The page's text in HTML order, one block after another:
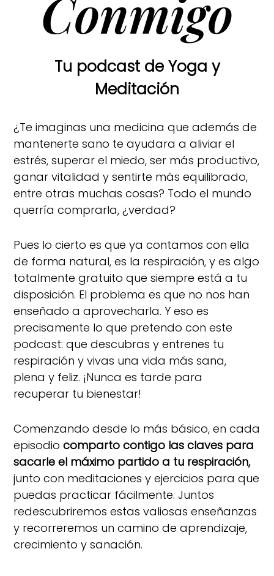
Tu podcast de Yoga y
Meditación
¿Te imaginas una medicina que además de
mantenerte sano te ayudara a aliviar el
estrés, superar el miedo, ser más productivo,
ganar vitalidad y sentirte más equilibrado,
entre otras muchas cosas? Todo el mundo
querría comprarla, ¿verdad?
Pues lo cierto es que ya contamos con ella
de forma natural, es la respiración, y es algo
totalmente gratuito que siempre está a tu
disposición. El problema es que no nos han
enseñado a aprovecharla. Y eso es
precisamente lo que pretendo con este
podcast: que descubras y entrenes tu
respiración y vivas una vida más sana,
plena y feliz. ¡Nunca es tarde para
recuperar tu bienestar!
Comenzando desde lo más básico, en cada
episodiocomparto contigo las claves para
sacarle el máximo partido a tu respiración,
junto con meditaciones y ejercicios para que
puedas practicar fácilmente. Juntos
redescubriremos estas valiosas enseñanzas
y recorreremos un camino de aprendizaje,
crecimiento y sanación.